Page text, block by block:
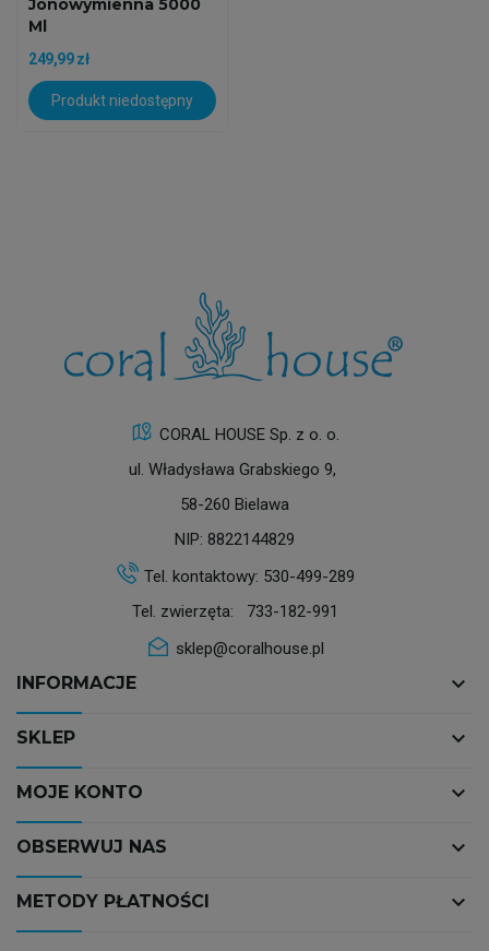
Jonowymienna 5000
Ml
249,99 zł
Produkt niedostępny
CORAL HOUSE Sp. z o. o.
ul. Władysława Grabskiego 9,
58-260 Bielawa
NIP: 8822144829
Tel. kontaktowy: 530-499-289
Tel. zwierzęta: 733-182-991
sklep@coralhouse.pl
INFORMACJE keyboard_arrow_down
SKLEP keyboard_arrow_down
MOJE KONTO keyboard_arrow_down
OBSERWUJ NAS keyboard_arrow_down
METODY PŁATNOŚCI keyboard_arrow_down